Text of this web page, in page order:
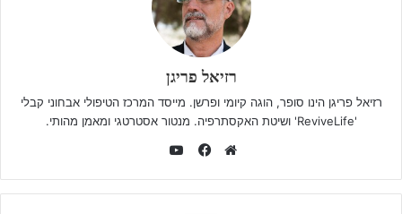
רזיאל פריגן
רזיאל פריגן הינו סופר, הוגה קיומי ופרשן. מייסד המרכז הטיפולי אבחוני קבלי
'ReviveLife' ושיטת האקסתרפיה. מנטור אסטרטגי ומאמן מהותי.